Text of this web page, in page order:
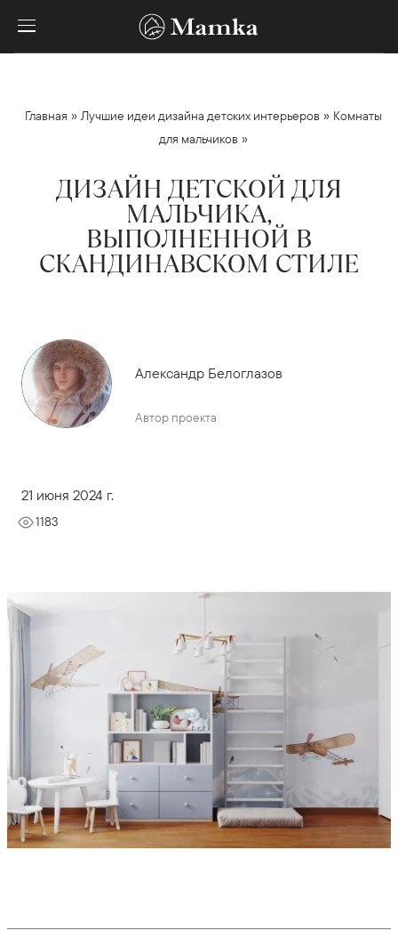
Главная »Лучшие идеи дизайна детских интерьеров » Комнаты
для мальчиков »
ДИЗАЙН ДЕТСКОЙ ДЛЯ
МАЛЬЧИКА,
ВЫПОЛНЕННОЙ В
СКАНДИНАВСКОМ СТИЛЕ
Александр Белоглазов
Автор проекта
21 июня 2024 г.
1183